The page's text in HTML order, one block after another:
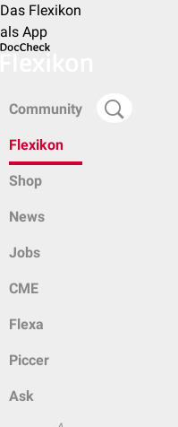
Das Flexikon
als App
Community
Flexikon
Shop
News
Jobs
CME
Flexa
Piccer
Ask